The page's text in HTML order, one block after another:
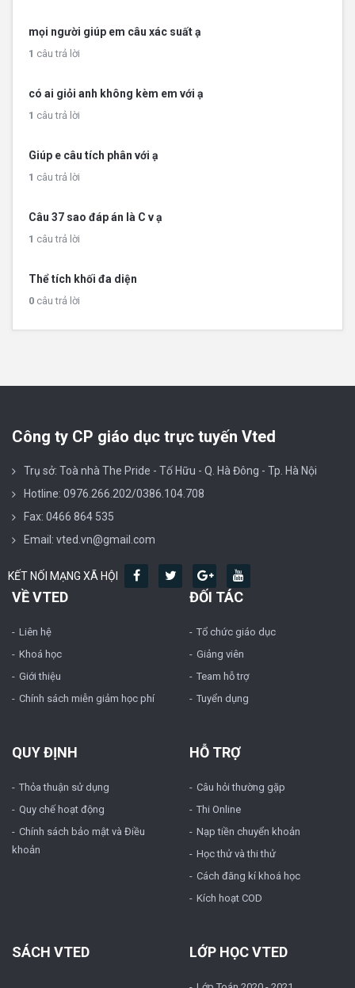
mọi người giúp em câu xác suất ạ
1 câu trả lời
có ai giỏi anh không kèm em với ạ
1 câu trả lời
Giúp e câu tích phân với ạ
1 câu trả lời
Câu 37 sao đáp án là C v ạ
1 câu trả lời
Thể tích khối đa diện
0 câu trả lời
Công ty CP giáo dục trực tuyến Vted
Trụ sở: Toà nhà The Pride - Tố Hữu - Q. Hà Đông - Tp. Hà Nội
Hotline: 0976.266.202/0386.104.708
Fax: 0466 864 535
Email: vted.vn@gmail.com
KẾT NỐI MẠNG XÃ HỘI
VỀ VTED
Liên hệ
Khoá học
Giới thiệu
Chính sách miễn giảm học phí
ĐỐI TÁC
Tổ chức giáo dục
Giảng viên
Team hỗ trợ
Tuyển dụng
QUY ĐỊNH
Thỏa thuận sử dụng
Quy chế hoạt động
Chính sách bảo mật và Điều
khoản
HỖ TRỢ
Câu hỏi thường gặp
Thi Online
Nạp tiền chuyển khoản
Học thử và thi thử
Cách đăng kí khoá học
Kích hoạt COD
SÁCH VTED LỚP HỌC VTED